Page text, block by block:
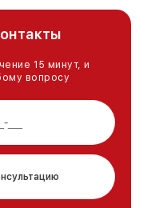
15 минут, и
вопросу